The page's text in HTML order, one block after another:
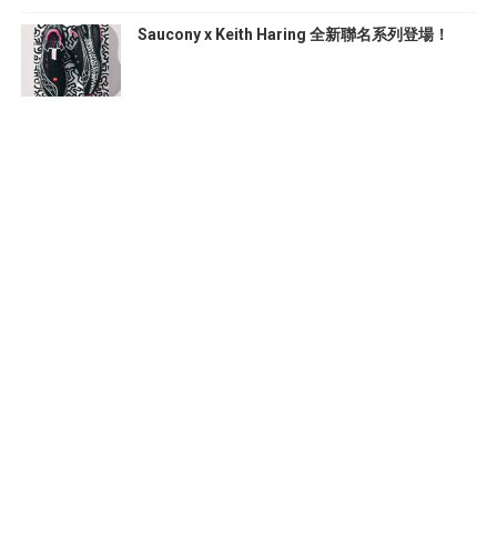
Saucony x Keith Haring 全新聯名系列登場！